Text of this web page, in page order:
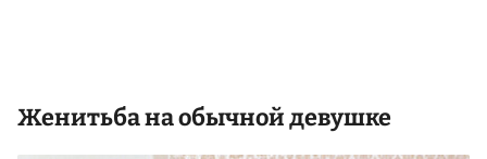
Женитьба на обычной девушке